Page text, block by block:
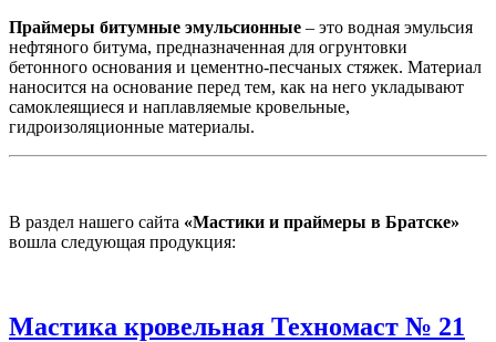
Праймеры битумные эмульсионные – это водная эмульсия
нефтяного битума, предназначенная для огрунтовки
бетонного основания и цементно-песчаных стяжек. Материал
наносится на основание перед тем, как на него укладывают
самоклеящиеся и наплавляемые кровельные,
гидроизоляционные материалы.
В раздел нашего сайта «Мастики и праймеры в Братске»
вошла следующая продукция:
Мастика кровельная Техномаст № 21